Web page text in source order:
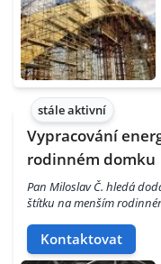
stále aktivní
Vypracování
rodinném domku
Pan Miloslav Č. hledá
štítku na menším
Kontaktovat